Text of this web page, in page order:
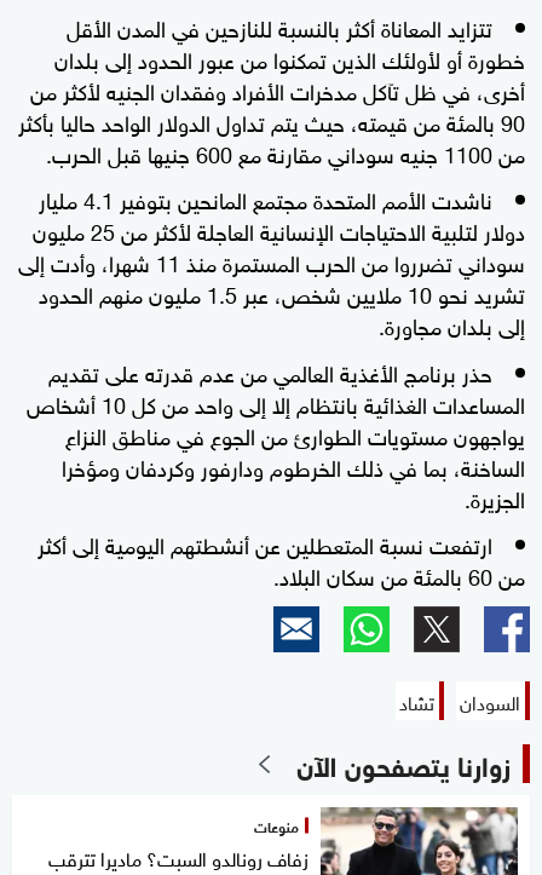
تتزايد المعاناة أكثر بالنسبة للنازحين في المدن الأقل
خطورة أو لأولئك الذين تمكنوا من عبور الحدود إلى بلدان
أخرى، في ظل تآكل مدخرات الأفراد وفقدان الجنيه لأكثر من
90 بالمئة من قيمته، حيث يتم تداول الدولار الواحد حاليا بأكثر
من 1100 جنيه سوداني مقارنة مع 600 جنيها قبل الحرب.
ناشدت الأمم المتحدة مجتمع المانحين بتوفير 4.1 مليار
دولار لتلبية الاحتياجات الإنسانية العاجلة لأكثر من 25 مليون
سوداني تضرروا من الحرب المستمرة منذ 11 شهرا، وأدت إلى
تشريد نحو 10 ملايين شخص، عبر 1.5 مليون منهم الحدود
إلى بلدان مجاورة.
حذر برنامج الأغذية العالمي من عدم قدرته على تقديم
المساعدات الغذائية بانتظام إلا إلى واحد من كل 10 أشخاص
يواجهون مستويات الطوارئ من الجوع في مناطق النزاع
الساخنة، بما في ذلك الخرطوم ودارفور وكردفان ومؤخرا
الجزيرة.
ارتفعت نسبة المتعطلين عن أنشطتهم اليومية إلى أكثر
من 60 بالمئة من سكان البلاد.
السودان تشاد
زوارنا يتصفحون الآن
منوعات
زفاف رونالدو السبت؟ ماديرا تترقب